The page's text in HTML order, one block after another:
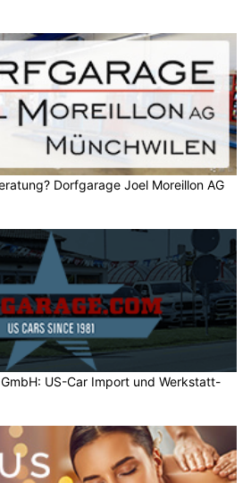
Dorfgarage Joel Moreillon AG
US-Car Import und Werkstatt-